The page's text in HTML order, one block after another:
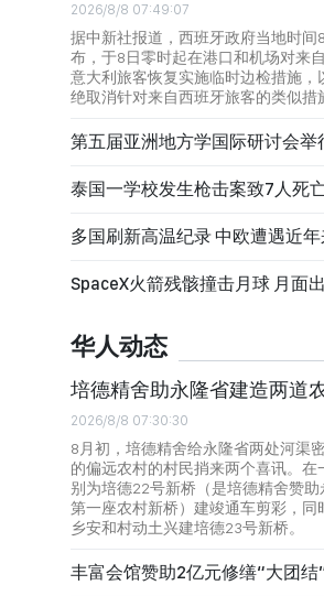
2026/8/8 07:49:07
据中新社报道，西班牙政府当地时间
布，于8日零时起在港口和机场对来
意大利旅客恢复实施临时边检措施，
绝取消针对来自西班牙旅客的类似措
第五届亚洲地方学国际研讨会举
泰国一学校发生枪击案致7人死
多国刷新高温纪录 中欧遭遇近
SpaceX火箭残骸撞击月球 月面
华人动态
培德精舍助永隆省建造两道
2026/8/8 07:30:30
8月初，培德精舍给永隆省两处河渠
的偏远农村的村民捎来两个喜讯。在
别为培德22号新桥（是培德精舍赞助
第一座农村新桥）建竣通车剪彩，同
乡安和村动土兴建培德23号新桥。
丰富会馆赞助2亿元修缮“大团结